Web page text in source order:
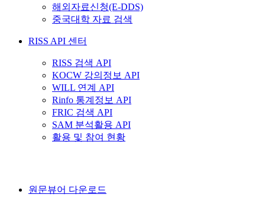
해외자료신청(E-DDS)
중국대학 자료 검색
RISS API 센터
RISS 검색 API
KOCW 강의정보 API
WILL 연계 API
Rinfo 통계정보 API
FRIC 검색 API
SAM 분석활용 API
활용 및 참여 현황
원문뷰어 다운로드